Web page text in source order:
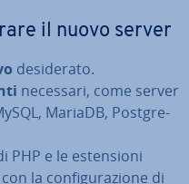
il nuovo server
de­si­de­ra­to.
necessari, come server
MariaDB, Post­gre­
PHP e le esten­sio­ni
la con­fi­gu­ra­zio­ne di